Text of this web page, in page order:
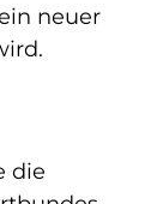
neuer
die